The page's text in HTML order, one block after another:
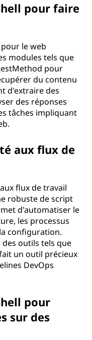
pour faire
le web
modules tels que
pour
du contenu
d'extraire des
des réponses
tâches impliquant
aux flux de
flux de travail
robuste de script
d'automatiser le
les processus
configuration.
outils tels que
un outil précieux
DevOps
pour
sur des